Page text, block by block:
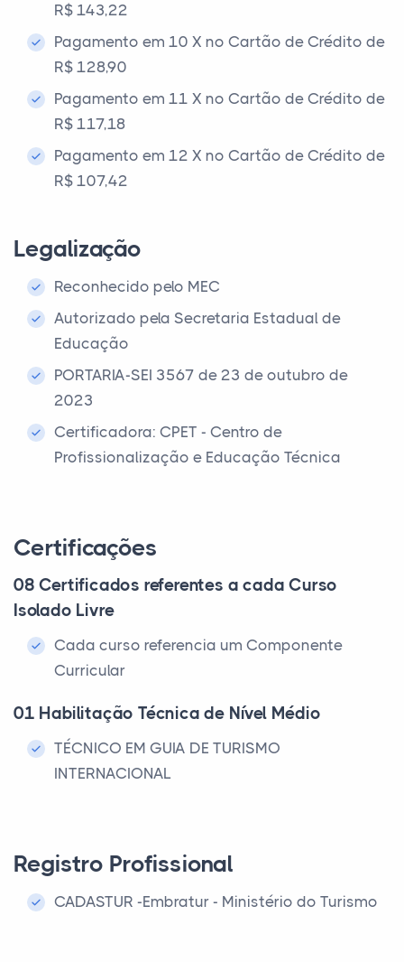
R$ 143,22
Pagamento em 10 X no Cartão de Crédito de
R$ 128,90
Pagamento em 11 X no Cartão de Crédito de
R$ 117,18
Pagamento em 12 X no Cartão de Crédito de
R$ 107,42
Legalização
Reconhecido pelo MEC
Autorizado pela Secretaria Estadual de
Educação
PORTARIA-SEI 3567 de 23 de outubro de
2023
Certificadora: CPET - Centro de
Profissionalização e Educação Técnica
Certificações
08 Certificados referentes a cada Curso
Isolado Livre
Cada curso referencia um Componente
Curricular
01 Habilitação Técnica de Nível Médio
TÉCNICO EM GUIA DE TURISMO
INTERNACIONAL
Registro Profissional
CADASTUR -Embratur - Ministério do Turismo